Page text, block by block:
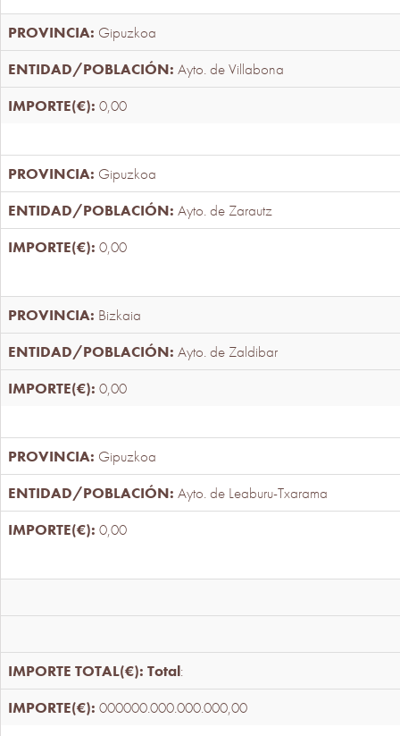
Gipuzkoa
Ayto. de Villabona
0,00
Gipuzkoa
Ayto. de Zarautz
0,00
Bizkaia
Ayto. de Zaldibar
0,00
Gipuzkoa
Ayto. de Leaburu-Txarama
0,00
Total:
000000.000.000.000,00